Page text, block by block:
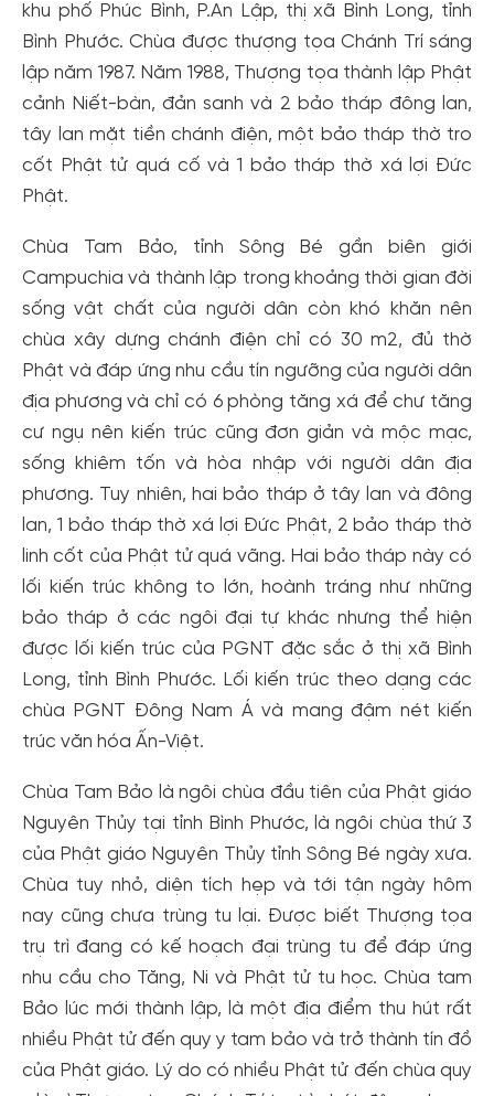
khu phố Phúc Bình, P.An Lập, thị xã Bình Long, tỉnh
Bình Phước. Chùa được thượng tọa Chánh Trí sáng
lập năm 1987. Năm 1988, Thượng tọa thành lập Phật
cảnh Niết-bàn, đản sanh và 2 bảo tháp đông lan,
tây lan mặt tiền chánh điện, một bảo tháp thờ tro
cốt Phật tử quá cố và 1 bảo tháp thờ xá lợi Đức
Phật.
Chùa Tam Bảo, tỉnh Sông Bé gần biên giới
Campuchia và thành lập trong khoảng thời gian đời
sống vật chất của người dân còn khó khăn nên
chùa xây dựng chánh điện chỉ có 30 m2, đủ thờ
Phật và đáp ứng nhu cầu tín ngưỡng của người dân
địa phương và chỉ có 6 phòng tăng xá để chư tăng
cư ngụ nên kiến trúc cũng đơn giản và mộc mạc,
sống khiêm tốn và hòa nhập với người dân địa
phương. Tuy nhiên, hai bảo tháp ở tây lan và đông
lan, 1 bảo tháp thờ xá lợi Đức Phật, 2 bảo tháp thờ
linh cốt của Phật tử quá vãng. Hai bảo tháp này có
lối kiến trúc không to lớn, hoành tráng như những
bảo tháp ở các ngôi đại tự khác nhưng thể hiện
được lối kiến trúc của PGNT đặc sắc ở thị xã Bình
Long, tỉnh Bình Phước. Lối kiến trúc theo dạng các
chùa PGNT Đông Nam Á và mang đậm nét kiến
trúc văn hóa Ấn-Việt.
Chùa Tam Bảo là ngôi chùa đầu tiên của Phật giáo
Nguyên Thủy tại tỉnh Bình Phước, là ngôi chùa thứ 3
của Phật giáo Nguyên Thủy tỉnh Sông Bé ngày xưa.
Chùa tuy nhỏ, diện tích hẹp và tới tận ngày hôm
nay cũng chưa trùng tu lại. Được biết Thượng tọa
trụ trì đang có kế hoạch đại trùng tu để đáp ứng
nhu cầu cho Tăng, Ni và Phật tử tu học. Chùa tam
Bảo lúc mới thành lập, là một địa điểm thu hút rất
nhiều Phật tử đến quy y tam bảo và trở thành tín đồ
của Phật giáo. Lý do có nhiều Phật tử đến chùa quy
Tạo tài khoản nhanh - nhận nhiều ưu